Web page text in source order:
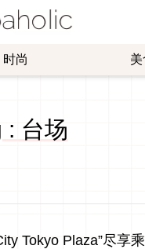
时尚 美
: 台场
Tokyo Plaza”尽享